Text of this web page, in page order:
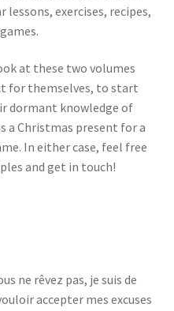
exercises, recipes,
at these two volumes
for themselves, to start
dormant knowledge of
a Christmas present for a
In either case, feel free
and get in touch!
ne rêvez pas, je suis de
accepter mes excuses